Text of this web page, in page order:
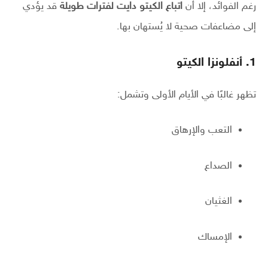
رغم الفوائد، إلا أن اتباع الكيتو دايت لفترات طويلة قد يؤدي
إلى مضاعفات صحية لا يُستهان بها.
1. أنفلونزا الكيتو
تظهر غالبًا في الأيام الأولى وتشمل:
التعب والإرهاق
الصداع
الغثيان
الإمساك